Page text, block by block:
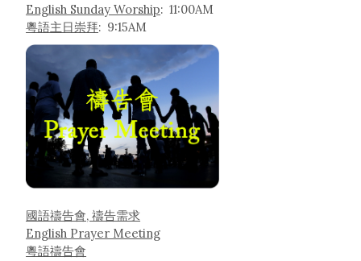
English Sunday Worship: 11:00AM
粵語主日崇拜: 9:15AM
國語禱告會, 禱告需求
English Prayer Meeting
粵語禱告會